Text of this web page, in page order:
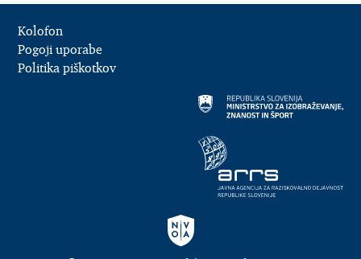
Kolofon
Pogoji uporabe
Politika piškotkov